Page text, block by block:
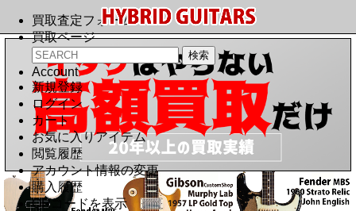
買取査定フォーム
買取ページ
Account
新規登録
ログイン
カート
お気に入りアイテム
閲覧履歴
アカウント情報の変更
購入履歴
QRコードを表示